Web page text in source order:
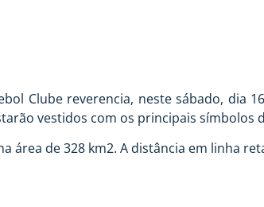
Clube reverencia, neste sábado, dia
vestidos com os principais símbolos
área de 328 km2. A distância em linha